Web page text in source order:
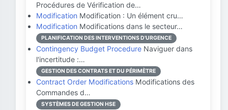
Procédures de Vérification de…
Modification Modification : Un élément cru…
Modification Modifications dans le secteur…
PLANIFICATION DES INTERVENTIONS D'URGENCE
Contingency Budget Procedure Naviguer dans
l'incertitude :…
GESTION DES CONTRATS ET DU PÉRIMÈTRE
Contract Order Modifications Modifications des
Commandes d…
SYSTÈMES DE GESTION HSE